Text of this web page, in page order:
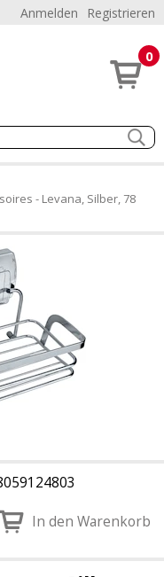
Anmelden Registrieren
0
- Levana, Silber, 78
In den Warenkorb